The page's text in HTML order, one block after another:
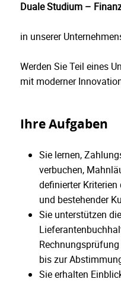
Duale Studium –
in unserer
Werden Sie Teil eines
mit moderner
Ihre Aufgaben
Sie lernen,
verbuchen,
definierter
und bestehender
Sie unterstützen
bis zur
Sie erhalten